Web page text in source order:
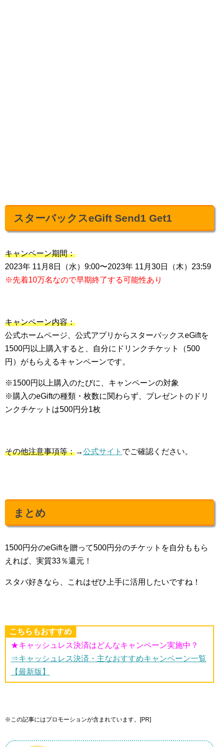
スターバックスeGift Send1 Get1
キャンペーン期間：
2023年 11月8日（水）9:00〜2023年 11月30日（木）23:59
※先着10万名なので早期終了する可能性あり
キャンペーン内容：
公式ホームページ、公式アプリからスターバックスeGiftを
1500円以上購入すると、自分にドリンクチケット（500
円）がもらえるキャンペーンです。
※1500円以上購入のたびに、キャンペーンの対象
※購入のeGiftの種類・枚数に関わらず、プレゼントのドリ
ンクチケットは500円分1枚
その他注意事項等：→公式サイト でご確認ください。
まとめ
1500円分のeGiftを贈って500円分のチケットを自分ももら
えれば、実質33％還元！
スタバ好きなら、これはぜひ上手に活用したいですね！
こちらもおすすめ
★キャッシュレス決済はどんなキャンペーン実施中？
⇒キャッシュレス決済・主なおすすめキャンペーン一覧
【最新版】
※この記事にはプロモーションが含まれています。[PR]